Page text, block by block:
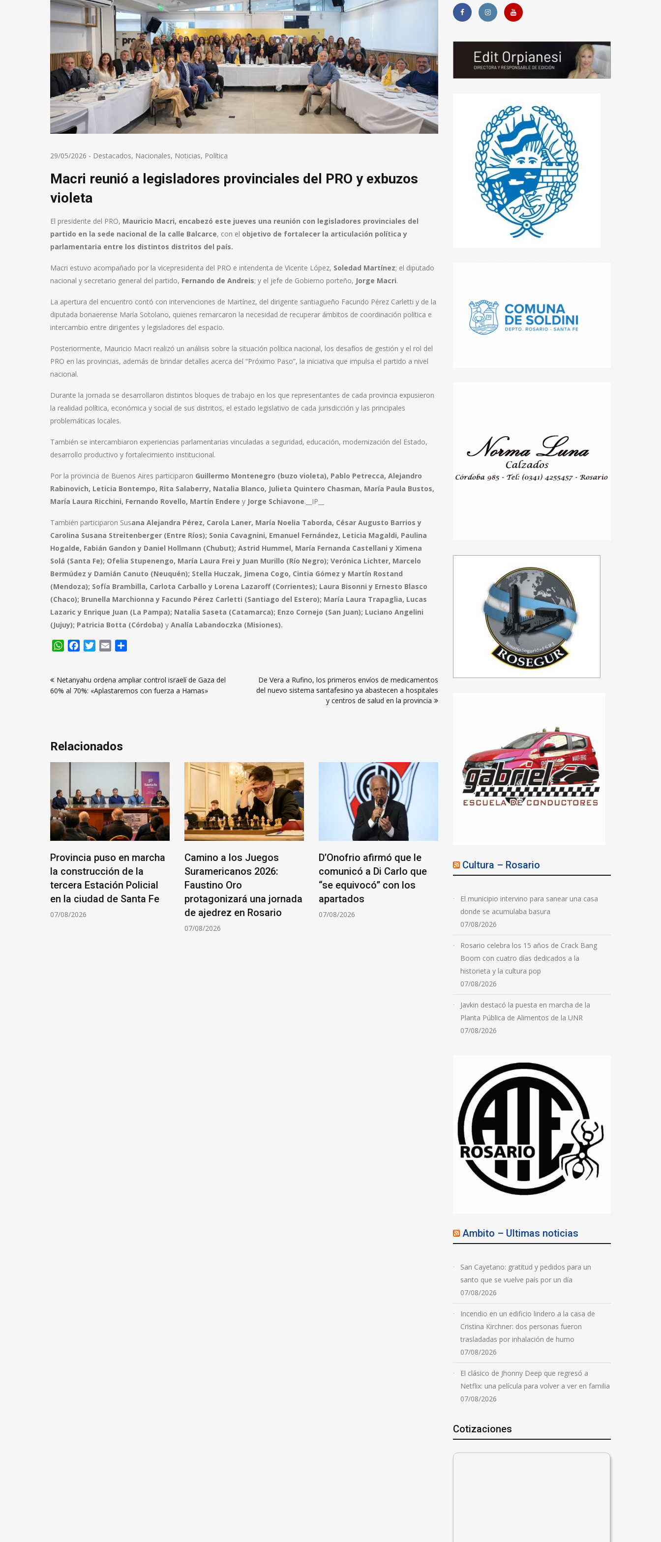
29/05/2026 - Destacados, Nacionales, Noticias, Política
Macri reunió a legisladores provinciales del PRO y exbuzos
violeta
El presidente del PRO, Mauricio Macri, encabezó este jueves una reunión con legisladores provinciales del
partido en la sede nacional de la calle Balcarce, con el objetivo de fortalecer la articulación política y
parlamentaria entre los distintos distritos del país.
Macri estuvo acompañado por la vicepresidenta del PRO e intendenta de Vicente López, Soledad Martínez; el diputado
nacional y secretario general del partido, Fernando de Andreis; y el jefe de Gobierno porteño, Jorge Macri.
La apertura del encuentro contó con intervenciones de Martínez, del dirigente santiagueño Facundo Pérez Carletti y de la
diputada bonaerense María Sotolano, quienes remarcaron la necesidad de recuperar ámbitos de coordinación política e
intercambio entre dirigentes y legisladores del espacio.
Posteriormente, Mauricio Macri realizó un análisis sobre la situación política nacional, los desafíos de gestión y el rol del
PRO en las provincias, además de brindar detalles acerca del “Próximo Paso”, la iniciativa que impulsa el partido a nivel
nacional.
Durante la jornada se desarrollaron distintos bloques de trabajo en los que representantes de cada provincia expusieron
la realidad política, económica y social de sus distritos, el estado legislativo de cada jurisdicción y las principales
problemáticas locales.
También se intercambiaron experiencias parlamentarias vinculadas a seguridad, educación, modernización del Estado,
desarrollo productivo y fortalecimiento institucional.
Por la provincia de Buenos Aires participaron Guillermo Montenegro (buzo violeta), Pablo Petrecca, Alejandro
Rabinovich, Leticia Bontempo, Rita Salaberry, Natalia Blanco, Julieta Quintero Chasman, María Paula Bustos,
María Laura Ricchini, Fernando Rovello, Martín Endere y Jorge Schiavone. __IP__
También participaron Susana Alejandra Pérez, Carola Laner, María Noelia Taborda, César Augusto Barrios y
Carolina Susana Streitenberger (Entre Ríos); Sonia Cavagnini, Emanuel Fernández, Leticia Magaldi, Paulina
Hogalde, Fabián Gandon y Daniel Hollmann (Chubut); Astrid Hummel, María Fernanda Castellani y Ximena
Solá (Santa Fe); Ofelia Stupenengo, María Laura Frei y Juan Murillo (Río Negro); Verónica Lichter, Marcelo
Bermúdez y Damián Canuto (Neuquén); Stella Huczak, Jimena Cogo, Cintia Gómez y Martín Rostand
(Mendoza); Sofía Brambilla, Carlota Carballo y Lorena Lazaroff (Corrientes); Laura Bisonni y Ernesto Blasco
(Chaco); Brunella Marchionna y Facundo Pérez Carletti (Santiago del Estero); María Laura Trapaglia, Lucas
Lazaric y Enrique Juan (La Pampa); Natalia Saseta (Catamarca); Enzo Cornejo (San Juan); Luciano Angelini
(Jujuy); Patricia Botta (Córdoba) y Analía Labandoczka (Misiones).
WhatsApp
FacebookTwitter
Email
deNetanyahu ordena ampliar control israelí de Gaza del
60% al 70%: «Aplastaremos con fuerza a Hamas»
De Vera a Rufino, los primeros envíos de medicamentos
del nuevo sistema santafesino ya abastecen a hospitales
y centros de salud en la provincia
Relacionados
Provincia puso en marcha
la construcción de la
tercera Estación Policial
en la ciudad de Santa Fe
07/08/2026
Camino a los Juegos
Suramericanos 2026:
Faustino Oro
protagonizará una jornada
de ajedrez en Rosario
07/08/2026
D’Onofrio afirmó que le
comunicó a Di Carlo que
“se equivocó” con los
apartados
07/08/2026
secuestraron un arsenal
07/08/2026
Cultura – Rosario
El municipio intervino para sanear una casa
donde se acumulaba basura
07/08/2026
Rosario celebra los 15 años de Crack Bang
Boom con cuatro días dedicados a la
historieta y la cultura pop
07/08/2026
Javkin destacó la puesta en marcha de la
Planta Pública de Alimentos de la UNR
07/08/2026
Ambito – Ultimas noticias
San Cayetano: gratitud y pedidos para un
santo que se vuelve país por un día
07/08/2026
Incendio en un edificio lindero a la casa de
Cristina Kirchner: dos personas fueron
trasladadas por inhalación de humo
07/08/2026
El clásico de Jhonny Deep que regresó a
Netflix: una película para volver a ver en familia
07/08/2026
Cotizaciones